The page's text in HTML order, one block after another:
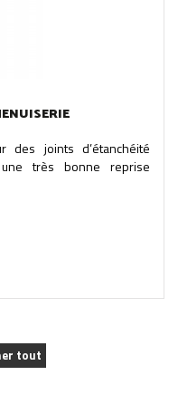
des joints d’étanchéité
très bonne reprise
tout